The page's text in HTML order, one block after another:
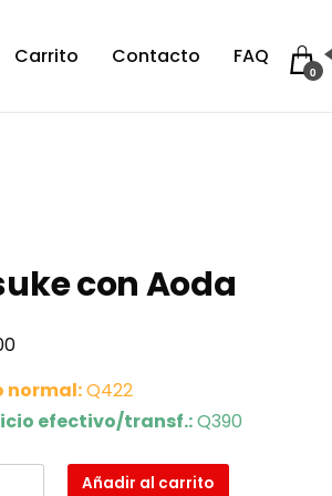
Carrito Contacto FAQ
0
con Aoda
normal:Q422
efectivo/transf.:Q390
Añadir al carrito